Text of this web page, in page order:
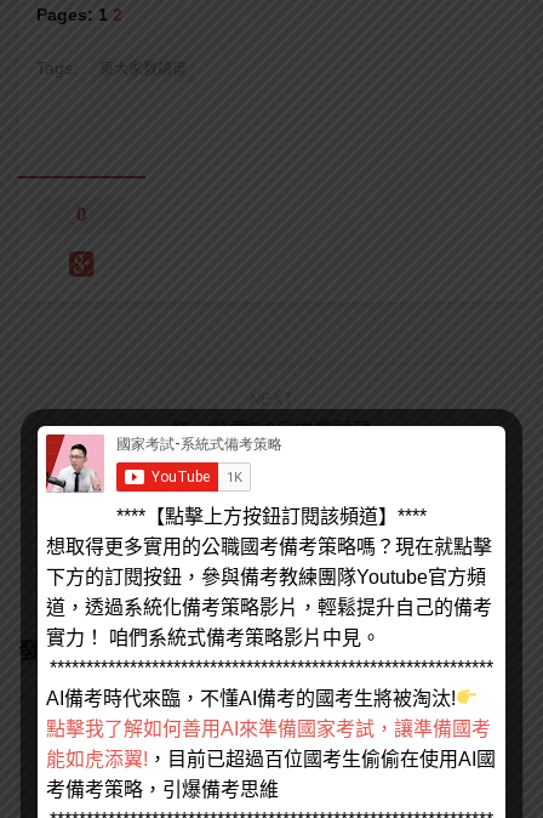
Pages: 1 2
Tags: 東大家教讀書
0
NEXT
統一發票5 6月中獎號碼
PREVIOUS
想要順利準備公職考試就得好好安撫你的腦
發佈留言
留言*
****【點擊上方按鈕訂閱該頻道】****
想取得更多實用的公職國考備考策略嗎？現在就點擊
下方的訂閱按鈕，參與備考教練團隊Youtube官方頻
道，透過系統化備考策略影片，輕鬆提升自己的備考
實力！ 咱們系統式備考策略影片中見。
*************************************************************
AI備考時代來臨，不懂AI備考的國考生將被淘汰!
點擊我了解如何善用AI來準備國家考試，讓準備國考
能如虎添翼! ，目前已超過百位國考生偷偷在使用AI國
考備考策略，引爆備考思維